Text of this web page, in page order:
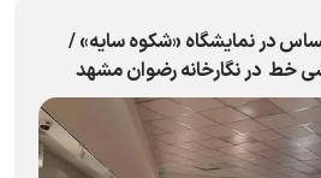
در نمایشگاه «شکوه سایه» /